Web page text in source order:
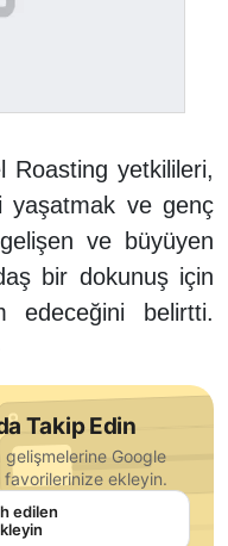
Roasting yetkilileri,
yaşatmak ve genç
ve büyüyen
bir dokunuş için
edeceğini belirtti.
Takip Edin
Google
favorilerinize ekleyin.
edilen